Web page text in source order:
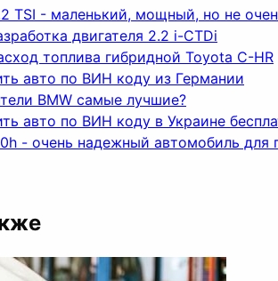
TSI - маленький, мощный, но не
двигателя 2.2 i-CTDi
топлива гибридной Toyota C-HR
авто по ВИН коду из Германии
BMW самые лучшие?
авто по ВИН коду в Украине
- очень надежный автомобиль для